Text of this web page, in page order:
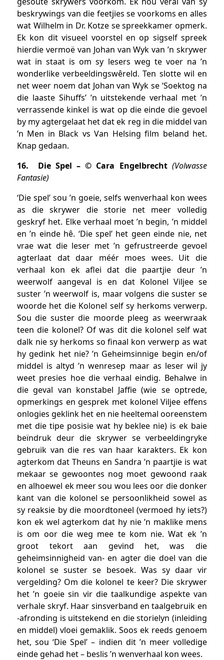
beskrywings van die feetjies se voorkoms en alles
wat Wilhelm in Dr. Kotze se spreekkamer opmerk.
Ek kon dit visueel voorstel en op sigself spreek
hierdie vermoë van Johan van Wyk van ’n skrywer
wat in staat is om sy lesers weg te voer na ’n
wonderlike verbeeldingswêreld. Ten slotte wil en
net weer noem dat Johan van Wyk se ‘Soektog na
die laaste Sihuffs’ ’n uitstekende verhaal met ’n
verrassende kinkel is wat op die einde die gevoel
by my agtergelaat het dat ek reg in die middel van
’n Men in Black vs Van Helsing film beland het.
Knap gedaan.
16. Die Spel – © Cara Engelbrecht (Volwasse
Fantasie)
‘Die spel’ sou ’n goeie, selfs wenverhaal kon wees
as die skrywer die storie net meer volledig
geskryf het. Elke verhaal moet ’n begin, ’n middel
en ’n einde hê. ‘Die spel’ het geen einde nie, net
vrae wat die leser met ’n gefrustreerde gevoel
agterlaat dat daar méér moes wees. Uit die
verhaal kon ek aflei dat die paartjie deur ’n
weerwolf aangeval is en dat Kolonel Viljee se
suster ’n weerwolf is, maar volgens die suster se
woorde het die Kolonel self sy herkoms verwerp.
Sou die suster die moorde pleeg as weerwraak
teen die kolonel? Of was dit die kolonel self wat
dalk nie sy herkoms so finaal kon verwerp as wat
hy gedink het nie? ’n Geheimsinnige begin en/of
middel is altyd ’n wenresep maar as leser wil jy
weet presies hoe die verhaal eindig. Behalwe in
die geval van konstabel Jaffie (wie se optrede,
opmerkings en gesprek met kolonel Viljee effens
onlogies geklink het en nie heeltemal ooreenstem
met die tipe posisie wat hy beklee nie) is ek baie
beïndruk deur die skrywer se verbeeldingryke
gebruik van die res van haar karakters. Ek kon
agterkom dat Theuns en Sandra ’n paartjie is wat
mekaar se gewoontes nog moet gewoond raak
en alhoewel ek meer sou wou lees oor die donker
kant van die kolonel se persoonlikheid sowel as
sy reaksie by die moordtoneel (vermoed hy iets?)
kon ek wel agterkom dat hy nie ’n maklike mens
is om oor die weg mee te kom nie. Wat ek ’n
groot tekort aan gevind het, was die
geheimsinnigheid van- en agter die doel van die
kolonel se suster se besoek. Was sy daar vir
vergelding? Om die kolonel te keer? Die skrywer
het ’n goeie sin vir die taalkundige aspekte van
verhale skryf. Haar sinsverband en taalgebruik en
-afronding is uitstekend en die storielyn (inleiding
en middel) vloei gemaklik. Soos ek reeds genoem
het, sou ‘Die Spel’ – indien dit ’n meer volledige
einde gehad het – beslis ’n wenverhaal kon wees.